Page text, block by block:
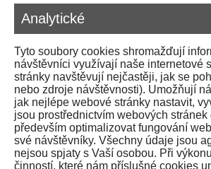
Správa
cookies
web_page
Nastavení cookies v rámci webové
Analytické
Tyto soubory cookies shromažďují
návštěvníci využívají naše internetové
stránky navštěvují nejčastěji, jak se
nebo zdroje návštěvnosti). Umožňují
jak nejlépe webové stránky nastavit,
jsou prostřednictvím webových stránek
především optimalizovat fungování
své návštěvníky. Všechny údaje jsou
nejsou spjaty s Vaší osobou. Při
činností, které nám příslušné cookies